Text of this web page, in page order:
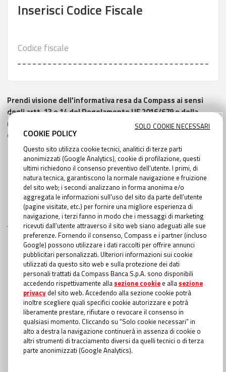
Inserisci Codice Fiscale
Codice fiscale
Prendi visione dell'informativa resa da Compass ai sensi
degli artt. 13 e 14 del Regolamento UE 2016/679 e della
normativa nazionale vigente in materia di protezione dei
dati personaliqui scaricabile
AVANTI
INFORMAZIONI TRASPARENTI
Compass Banca S.p.A., Banca del Gruppo Monte dei Paschi di Siena; P.I.
Gruppo IVA Mediobanca: 10536040966 - Tutti i diritti riservati -
Societari- Messaggio pubblicitario con finalità promozionale. Offerta
valida fino al30/09/2026. Esempio rappresentativo di Prestito Personale:
importo totale del credito €9.000. Importo totale dovuto €15.438,52
Modalità di rimborso con addebito diretto in conto (SDD). TAEG 18,40
inclusivo di: interessi al TAN Fisso16,20%; spese di istruttoria pari a €
135,00; spese incasso e gestione pratica €1,00a rata; oneri fiscali applicati
al contratto richiesti con prima rata €22,84; oneri fiscali applicati alle
comunicazioni periodiche di trasparenza €0,00 ; spese di invio
comunicazione periodica di trasparenza annuale €
COOKIE POLICY
Questo sito utilizza cookie tecnici, analitici di terze parti
anonimizzati (Google Analytics), cookie di profilazione, questi
ultimi richiedono il consenso preventivo dell'utente. I primi, di
natura tecnica, garantiscono la normale navigazione e fruizione
del sito web; i secondi analizzano in forma anonima e/o
aggregata le informazioni sull'uso del sito da parte dell’utente
(pagine visitate, etc.) per fornire una migliore esperienza di
navigazione, i terzi fanno in modo che i messaggi di marketing
ricevuti dall’utente attraverso il sito web siano adeguati alle sue
preferenze. Fornendo il consenso, Compass e i partner (incluso
Google) possono utilizzare i dati raccolti per offrire annunci
pubblicitari personalizzati. Ulteriori informazioni sui cookie
utilizzati da questo sito web e sulla protezione dei dati
personali trattati da Compass Banca S.p.A. sono disponibili
accedendo rispettivamente alla sezione cookie e alla sezione
privacy del sito web. Accedendo alla sezione cookie potrà
inoltre scegliere quali specifici cookie autorizzare e potrà
liberamente prestare, rifiutare o revocare il consenso in
qualsiasi momento. Cliccando su “Solo cookie necessari” in
alto a destra la navigazione continuerà in assenza di cookie o
altri strumenti di tracciamento diversi da quelli tecnici o di terza
parte anonimizzati (Google Analytics).
SOLO COOKIE NECESSARI